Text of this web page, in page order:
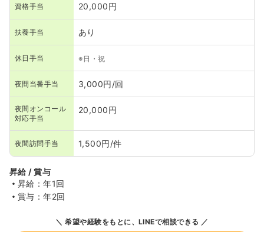
資格手当 20,000円
扶養手当 あり
休日手当 ※日・祝
夜間当番手当 3,000円/回
夜間オンコール
対応手当
20,000円
夜間訪問手当 1,500円/件
昇給 / 賞与
昇給：年1回
賞与：年2回
希望や経験をもとに、LINEで相談できる